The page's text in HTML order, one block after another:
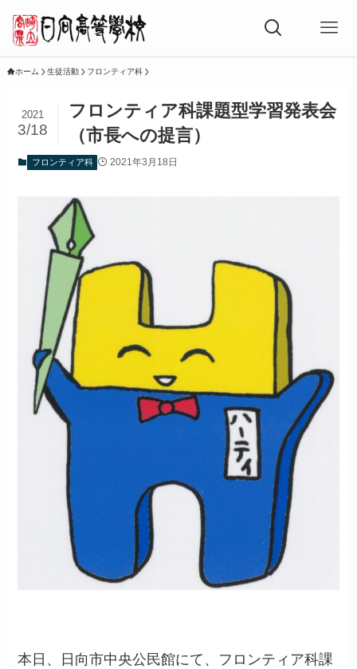
ホーム 生徒活動 フロンティア科
フロンティア科課題型学習発表会
（市長への提言）
2021
3/18
フロンティア科 2021年3月18日
本日、日向市中央公民館にて、フロンティア科課